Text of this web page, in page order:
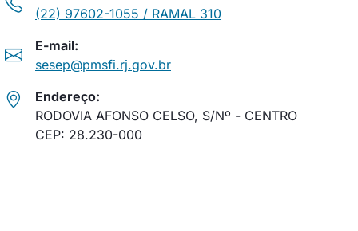
(22) 97602-1055 / RAMAL 310
E-mail:
sesep@pmsfi.rj.gov.br
Endereço:
RODOVIA AFONSO CELSO, S/Nº - CENTRO
CEP: 28.230-000